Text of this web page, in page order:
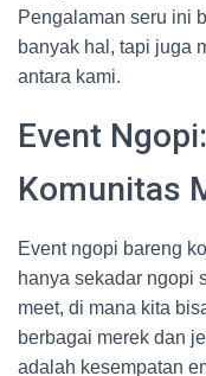
Pengalaman seru ini
banyak hal, tapi juga
antara kami.
Event
Komunitas
Event ngopi bareng
hanya sekadar ngopi
meet, di mana kita
berbagai merek dan
adalah kesempatan